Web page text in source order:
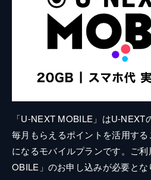
「U-NEXT MOBILE」はU-
毎月もらえるポイントを活用す
になるモバイルプランです。ご
OBILE」のお申し込みが必要とな